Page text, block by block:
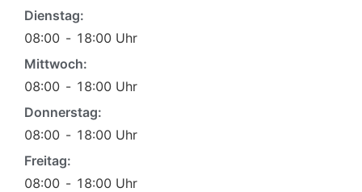
Dienstag:
08:00 - 18:00 Uhr
Mittwoch:
08:00 - 18:00 Uhr
Donnerstag:
08:00 - 18:00 Uhr
Freitag:
08:00 - 18:00 Uhr